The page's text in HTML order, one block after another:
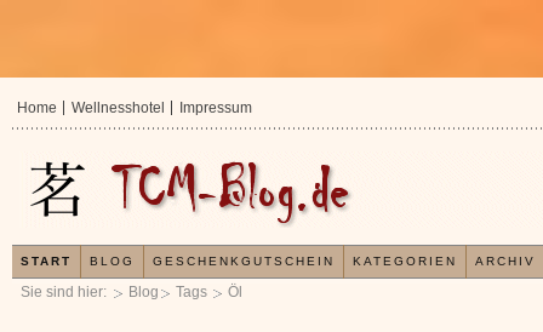
Sie sind hier: Blog Tags Öl
Home Wellnesshotel Impressum
START BLOG GESCHENKGUTSCHEIN KATEGORIEN ARCHIV